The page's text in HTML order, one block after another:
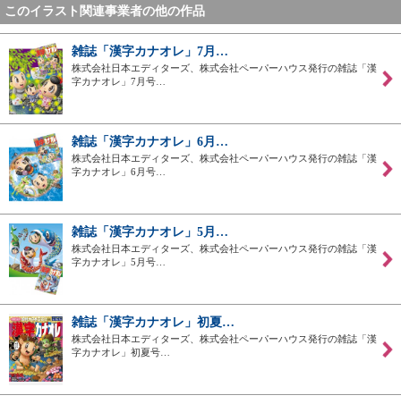
このイラスト関連事業者の他の作品
雑誌「漢字カナオレ」7月…
株式会社日本エディターズ、株式会社ペーパーハウス発行の雑誌「漢
字カナオレ」7月号…
雑誌「漢字カナオレ」6月…
株式会社日本エディターズ、株式会社ペーパーハウス発行の雑誌「漢
字カナオレ」6月号…
雑誌「漢字カナオレ」5月…
株式会社日本エディターズ、株式会社ペーパーハウス発行の雑誌「漢
字カナオレ」5月号…
雑誌「漢字カナオレ」初夏…
株式会社日本エディターズ、株式会社ペーパーハウス発行の雑誌「漢
字カナオレ」初夏号…